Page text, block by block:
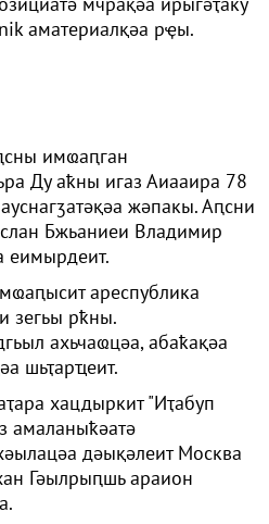
аматериалқәа рҿы.
имҩаԥган
Ду аҟны игаз Аиааира 78
жәпакы. Аԥсни
Бжьаниеи Владимир
еимырдеит.
ареспублика
зегьы рҟны.
ахьчаҩцәа, абаҟақәа
шьҭарҵеит.
хацдыркит "Иҭабуп
амаланыҟәатә
дәықәлеит Москва
Гәылрыԥшь араион